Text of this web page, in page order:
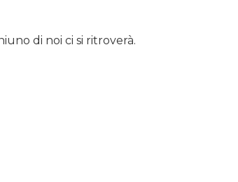
di noi ci si ritroverà.